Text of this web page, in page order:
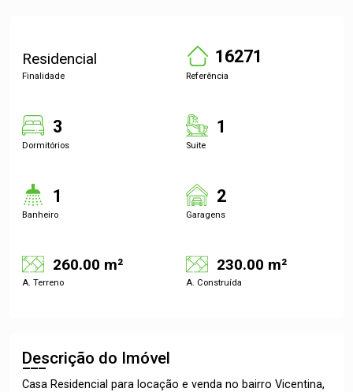
Residencial
Finalidade
16271
Referência
3
Dormitórios
1
Suite
1
Banheiro
2
Garagens
260.00 m²
A. Terreno
230.00 m²
A. Construída
Descrição do Imóvel
Casa Residencial para locação e venda no bairro Vicentina,